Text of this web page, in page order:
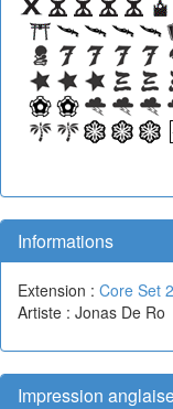
Informations
Extension : Core Set
Artiste : Jonas De Ro
Impression